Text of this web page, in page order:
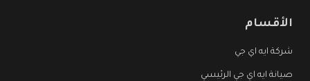
الأقسام
شركة ايه اي جي
صيانة ايه اي جي الرئيسي